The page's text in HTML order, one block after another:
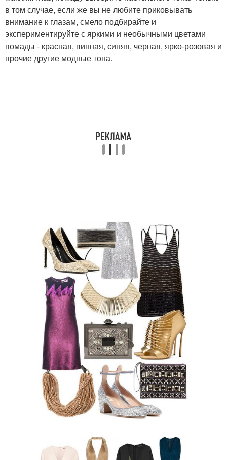
в том случае, если же вы не любите приковывать
внимание к глазам, смело подбирайте и
экспериментируйте с яркими и необычными цветами
помады - красная, винная, синяя, черная, ярко-розовая и
прочие другие модные тона.